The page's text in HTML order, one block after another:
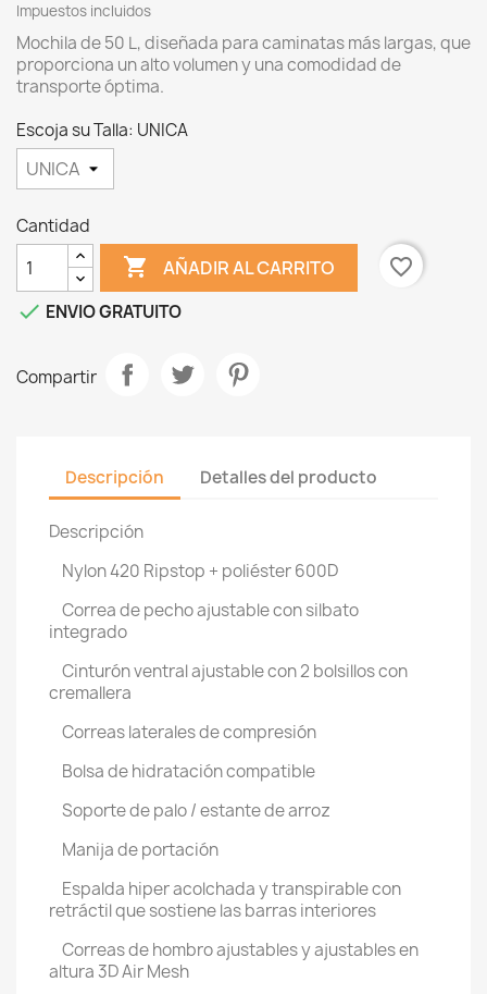
Impuestos incluidos
Mochila de 50 L, diseñada para caminatas más largas, que
proporciona un alto volumen y una comodidad de
transporte óptima.
Escoja su Talla: UNICA
Cantidad
 AÑADIR AL CARRITO
favorite_border
 ENVIO GRATUITO
Compartir
Descripción Detalles del producto
Descripción
Nylon 420 Ripstop + poliéster 600D
Correa de pecho ajustable con silbato
integrado
Cinturón ventral ajustable con 2 bolsillos con
cremallera
Correas laterales de compresión
Bolsa de hidratación compatible
Soporte de palo / estante de arroz
Manija de portación
Espalda hiper acolchada y transpirable con
retráctil que sostiene las barras interiores
Correas de hombro ajustables y ajustables en
altura 3D Air Mesh